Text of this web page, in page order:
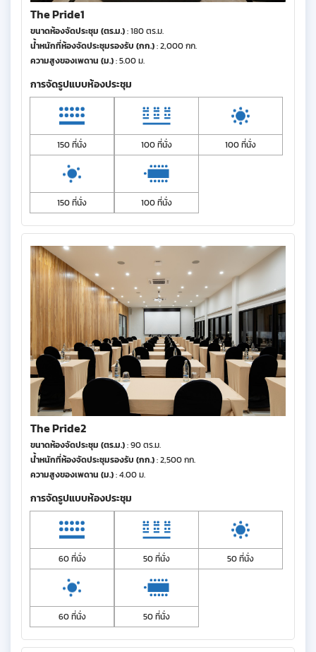
The Pride1
ขนาดห้องจัดประชุม (ตร.ม.): 180 ตร.ม.
น้ำหนักที่ห้องจัดประชุมรองรับ (กก.): 2,000 กก.
ความสูงของเพดาน (ม.): 5.00 ม.
การจัดรูปแบบห้องประชุม
150 ที่นั่ง 100 ที่นั่ง 100 ที่นั่ง
150 ที่นั่ง 100 ที่นั่ง
The Pride2
ขนาดห้องจัดประชุม (ตร.ม.): 90 ตร.ม.
น้ำหนักที่ห้องจัดประชุมรองรับ (กก.): 2,500 กก.
ความสูงของเพดาน (ม.): 4.00 ม.
การจัดรูปแบบห้องประชุม
60 ที่นั่ง 50 ที่นั่ง 50 ที่นั่ง
60 ที่นั่ง 50 ที่นั่ง